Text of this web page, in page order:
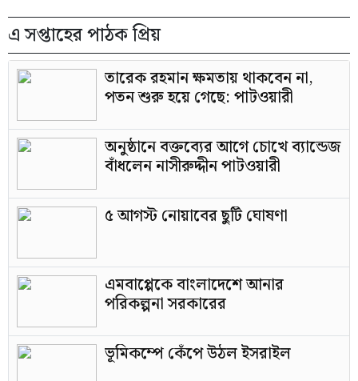
এ সপ্তাহের পাঠক প্রিয়
তারেক রহমান ক্ষমতায় থাকবেন না,
পতন শুরু হয়ে গেছে: পাটওয়ারী
অনুষ্ঠানে বক্তব্যের আগে চোখে ব্যান্ডেজ
বাঁধলেন নাসীরুদ্দীন পাটওয়ারী
৫ আগস্ট নোয়াবের ছুটি ঘোষণা
এমবাপ্পেকে বাংলাদেশে আনার
পরিকল্পনা সরকারের
ভূমিকম্পে কেঁপে উঠল ইসরাইল